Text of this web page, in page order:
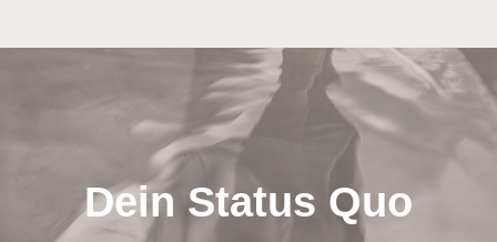
Dein Status Quo